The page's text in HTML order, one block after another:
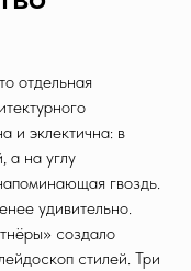
отдельная
и эклектична: в
а на углу
гвоздь.
удивительно.
создало
стилей. Три